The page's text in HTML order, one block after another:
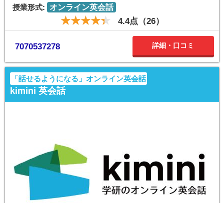
授業形式:
オンライン英会話
4.4点（26）
7070537278 詳細・口コミ
「話せるようになる」オンライン英会話
kimini 英会話